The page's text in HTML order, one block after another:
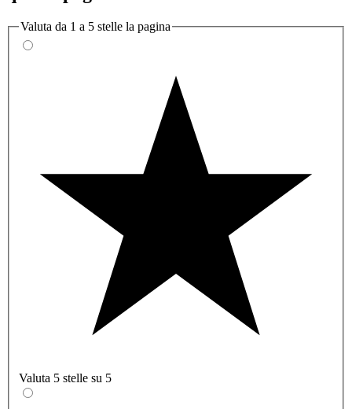
Valuta da 1 a 5 stelle la pagina
Valuta 5 stelle su 5